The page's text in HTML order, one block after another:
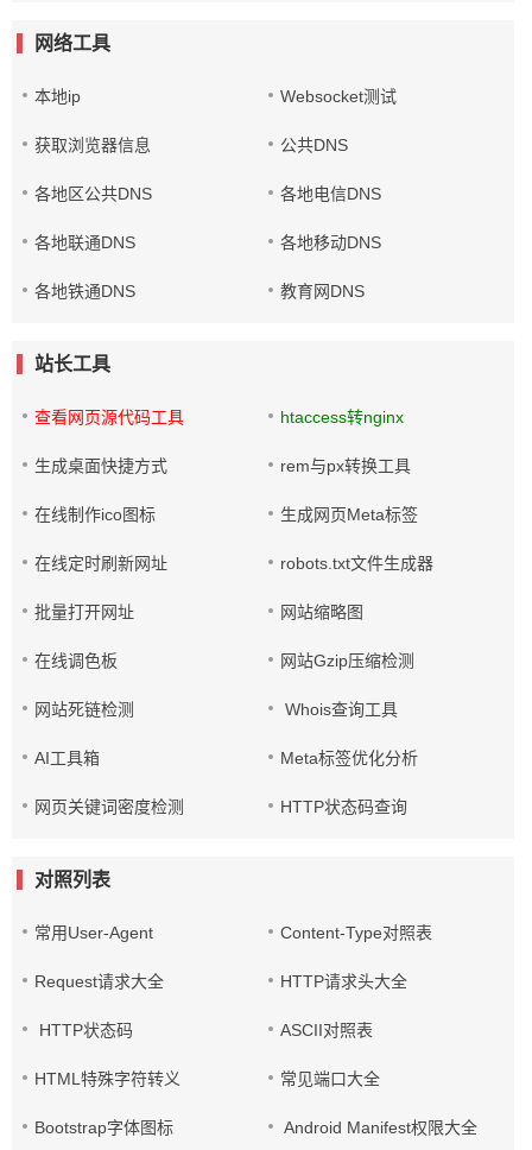
网络工具
本地ip Websocket测试
获取浏览器信息 公共DNS
各地区公共DNS 各地电信DNS
各地联通DNS 各地移动DNS
各地铁通DNS 教育网DNS
站长工具
查看网页源代码工具 htaccess转nginx
生成桌面快捷方式 rem与px转换工具
在线制作ico图标 生成网页Meta标签
在线定时刷新网址 robots.txt文件生成器
批量打开网址 网站缩略图
在线调色板 网站Gzip压缩检测
网站死链检测 Whois查询工具
AI工具箱 Meta标签优化分析
网页关键词密度检测 HTTP状态码查询
对照列表
常用User-Agent Content-Type对照表
Request请求大全 HTTP请求头大全
HTTP状态码 ASCII对照表
HTML特殊字符转义 常见端口大全
Bootstrap字体图标 Android Manifest权限大全